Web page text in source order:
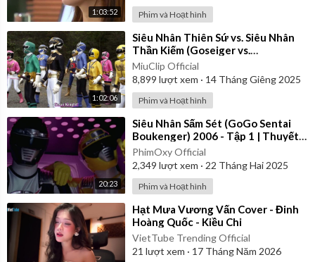
1:03:52 Phim và Hoạt hình
1:02:06
⁣Siêu Nhân Thiên Sứ vs. Siêu Nhân
Thần Kiếm (Goseiger vs.
Shinkenger) | Vietsub
MiuClip Official
8,899 lượt xem · 14 Tháng Giêng 2025
Phim và Hoạt hình
20:23
⁣Siêu Nhân Sấm Sét (GoGo Sentai
Boukenger) 2006 - Tập 1 | Thuyết
Minh
PhimOxy Official
2,349 lượt xem · 22 Tháng Hai 2025
Phim và Hoạt hình
⁣Hạt Mưa Vương Vấn Cover - Đinh
Hoàng Quốc - Kiều Chi
VietTube Trending Official
21 lượt xem · 17 Tháng Năm 2026